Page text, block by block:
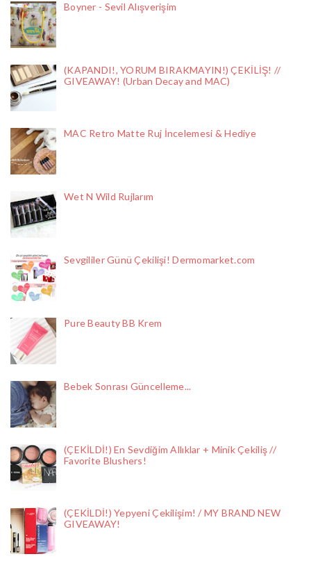
Boyner - Sevil Alışverişim
(KAPANDI!, YORUM BIRAKMAYIN!) ÇEKİLİŞ! //
GIVEAWAY! (Urban Decay and MAC)
MAC Retro Matte Ruj İncelemesi & Hediye
Wet N Wild Rujlarım
Sevgililer Günü Çekilişi! Dermomarket.com
Pure Beauty BB Krem
Bebek Sonrası Güncelleme...
(ÇEKİLDİ!) En Sevdiğim Allıklar + Minik Çekiliş //
Favorite Blushers!
(ÇEKİLDİ!) Yepyeni Çekilişim! / MY BRAND NEW
GIVEAWAY!